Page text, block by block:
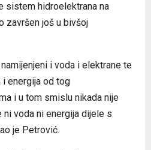
sistem hidroelektrana na
završen još u bivšoj
i voda i elektrane te
energija od tog
i u tom smislu nikada nije
voda ni energija dijele s
je Petrović.